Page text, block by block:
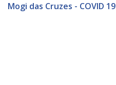
Mogi das Cruzes - COVID 19